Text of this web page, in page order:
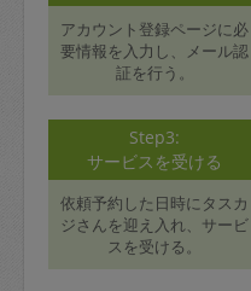
アカウント登録ページに必
要情報を入力し、メール認
証を行う。
Step3:
サービスを受ける
依頼予約した日時にタスカ
ジさんを迎え入れ、サービ
スを受ける。